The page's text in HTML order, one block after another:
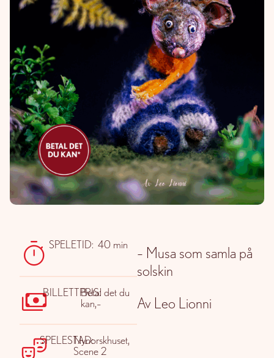
– Musa som samla på
solskin
Av Leo Lionni
SPELETID: 40 min
BILLETTPRIS:Betal det du
kan,–
SPELESTAD:Nynorskhuset,
Scene 2